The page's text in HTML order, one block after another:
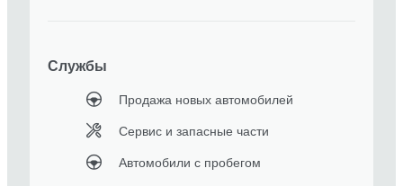
Службы
Продажа новых автомобилей
Сервис и запасные части
Автомобили с пробегом